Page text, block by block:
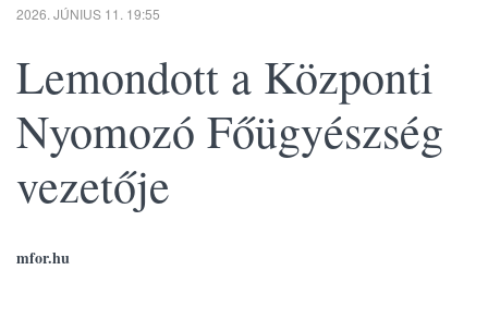
2026. JÚNIUS 11. 19:55
Lemondott a Központi
Nyomozó Főügyészség
vezetője
mfor.hu